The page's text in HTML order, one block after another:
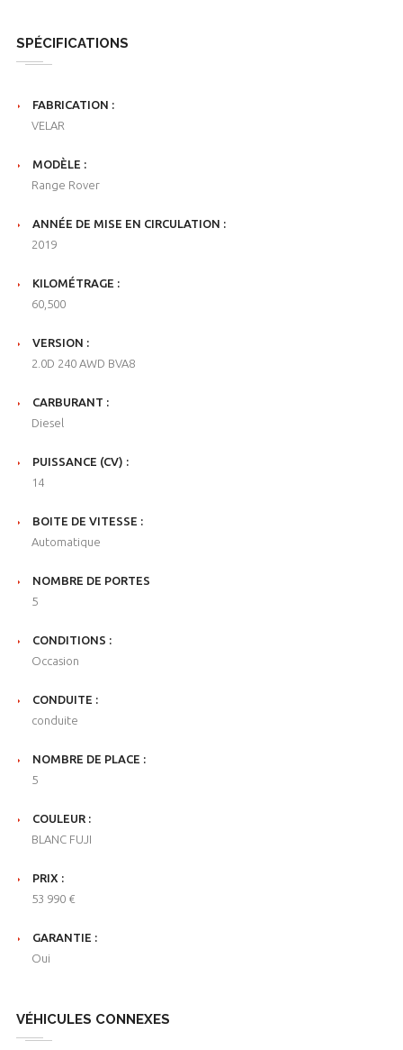
SPÉCIFICATIONS
FABRICATION :
VELAR
MODÈLE :
Range Rover
ANNÉE DE MISE EN CIRCULATION :
2019
KILOMÉTRAGE :
60,500
VERSION :
2.0D 240 AWD BVA8
CARBURANT :
Diesel
PUISSANCE (CV) :
14
BOITE DE VITESSE :
Automatique
NOMBRE DE PORTES
5
CONDITIONS :
Occasion
CONDUITE :
conduite
NOMBRE DE PLACE :
5
COULEUR :
BLANC FUJI
PRIX :
53 990 €
GARANTIE :
Oui
VÉHICULES CONNEXES